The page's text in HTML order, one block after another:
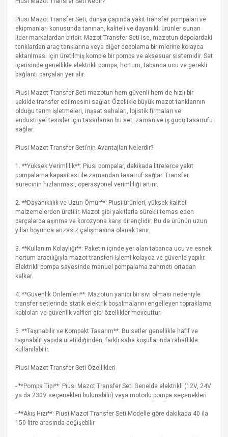
Piusi Mazot Transfer Seti, dünya çapında yakıt transfer pompaları ve
ekipmanları konusunda tanınan, kaliteli ve dayanıklı ürünler sunan
lider markalardan biridir. Mazot Transfer Seti ise, mazotun depolardaki
tanklardan araç tanklarına veya diğer depolama birimlerine kolayca
aktarılması için üretilmiş komple bir pompa ve aksesuar sistemidir. Set
içerisinde genellikle elektrikli pompa, hortum, tabanca ucu ve gerekli
bağlantı parçaları yer alır.
Piusi Mazot Transfer Seti mazotun hem güvenli hem de hızlı bir
şekilde transfer edilmesini sağlar. Özellikle büyük mazot tanklarının
olduğu tarım işletmeleri, inşaat sahaları, lojistik firmaları ve
endüstriyel tesisler için tasarlanan bu set, zaman ve iş gücü tasarrufu
sağlar.
Piusi Mazot Transfer Seti’nin Avantajları Nelerdir?
1. **Yüksek Verimlilik**: Piusi pompalar, dakikada litrelerce yakıt
pompalama kapasitesi ile zamandan tasarruf sağlar. Transfer
sürecinin hızlanması, operasyonel verimliliği artırır.
2. **Dayanıklılık ve Uzun Ömür**: Piusi ürünleri, yüksek kaliteli
malzemelerden üretilir. Mazot gibi yakıtlarla sürekli temas eden
parçalarda aşınma ve korozyona karşı dirençlidir. Bu da ürünün uzun
yıllar boyunca arızasız çalışmasına olanak tanır.
3. **Kullanım Kolaylığı**: Paketin içinde yer alan tabanca ucu ve esnek
hortum aracılığıyla mazot transferi işlemi kolayca ve güvenle yapılır.
Elektrikli pompa sayesinde manuel pompalama zahmeti ortadan
kalkar.
4. **Güvenlik Önlemleri**: Mazotun yanıcı bir sıvı olması nedeniyle
transfer setlerinde statik elektrik boşalmalarını engelleyen topraklama
kabloları ve güvenlik valfleri gibi özellikler mevcuttur.
5. **Taşınabilir ve Kompakt Tasarım**: Bu setler genellikle hafif ve
taşınabilir yapıda üretildiğinden, farklı saha koşullarında rahatlıkla
kullanılabilir.
Piusi Mazot Transfer Seti Özellikleri
- **Pompa Tipi**: Piusi Mazot Transfer Seti Genelde elektrikli (12V, 24V
ya da 230V seçenekleri bulunabilir) veya motorlu pompa seçenekleri
- **Akış Hızı**: Piusi Mazot Transfer Seti Modelle göre dakikada 40 ila
150 litre arasında değişebilir